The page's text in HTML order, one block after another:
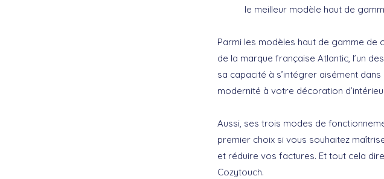
le meilleur modèle haut de
Parmi les modèles haut de gamme
de la marque française Atlantic, l’un
sa capacité à s’intégrer aisément
modernité à votre décoration
Aussi, ses trois modes de
premier choix si vous souhaitez
et réduire vos factures. Et tout cela
Cozytouch.